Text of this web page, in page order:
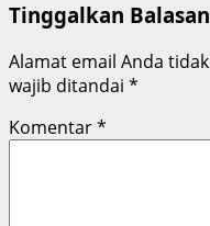
Tinggalkan Balasan
Alamat email Anda
wajib ditandai *
Komentar*